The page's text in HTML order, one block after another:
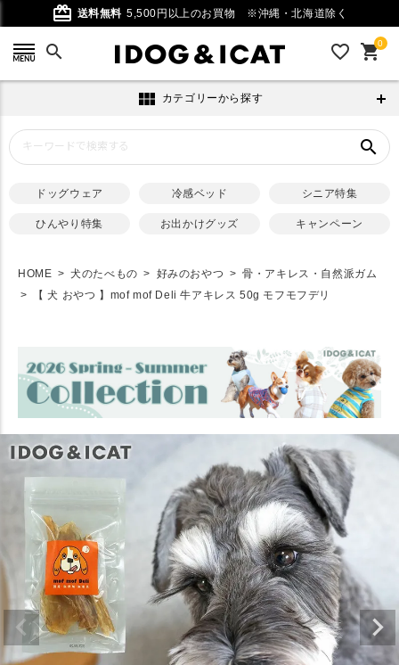
card_giftcard 送料無料 5,500円以上のお買物 ※沖縄・北海道除く
search favorite_outline 0
shopping_cart
view_module カテゴリーから探す
search
ドッグウェア 冷感ベッド シニア特集
ひんやり特集 お出かけグッズ キャンペーン
HOME 犬のたべもの 好みのおやつ
骨・アキレス・自然派ガム
【 犬 おやつ 】mof mof Deli 牛アキレス 50g モフモフデリ